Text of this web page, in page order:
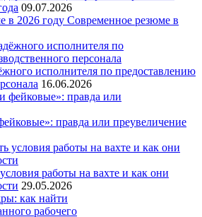
09.07.2026
Современное резюме в
исполнителя по предоставлению
16.06.2026
правда или преувеличение
работы на вахте и как они
29.05.2026